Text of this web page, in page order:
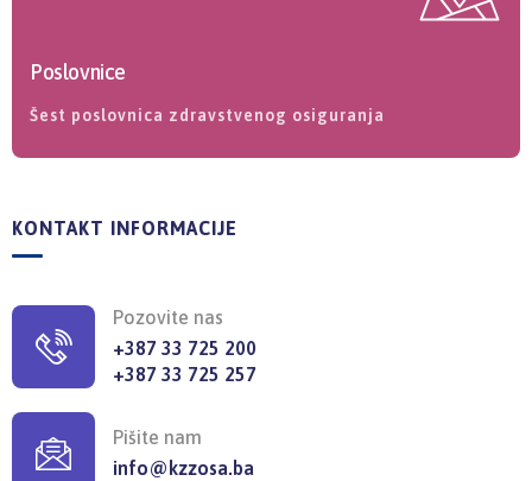
Poslovnice
Šest poslovnica zdravstvenog osiguranja
KONTAKT INFORMACIJE
Pozovite nas
+387 33 725 200
+387 33 725 257
Pišite nam
info@kzzosa.ba